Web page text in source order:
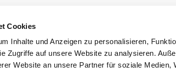
Cookies
Inhalte und Anzeigen zu personalisieren,
Zugriffe auf unsere Website zu analysieren.
Website an unsere Partner für soziale Medien,